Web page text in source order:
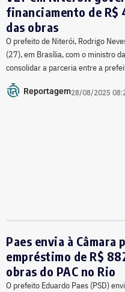
financiamento de R$
das obras
O prefeito de Niterói, Rodrigo
(27), em Brasília, com o ministro
consolidar a parceria entre a
Reportagem28/08/2025
Paes envia à
empréstimo de R$
obras do PAC no Rio
O prefeito Eduardo Paes (PSD)